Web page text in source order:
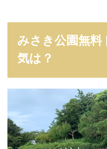
みさき公園無料
気は？